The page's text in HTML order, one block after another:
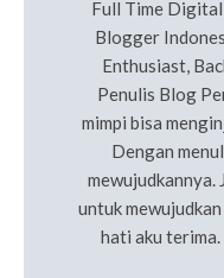
Full Time
Blogger
Enthusiast,
Penulis Blog
mimpi bisa
Dengan
mewujudkannya.
untuk
hati aku